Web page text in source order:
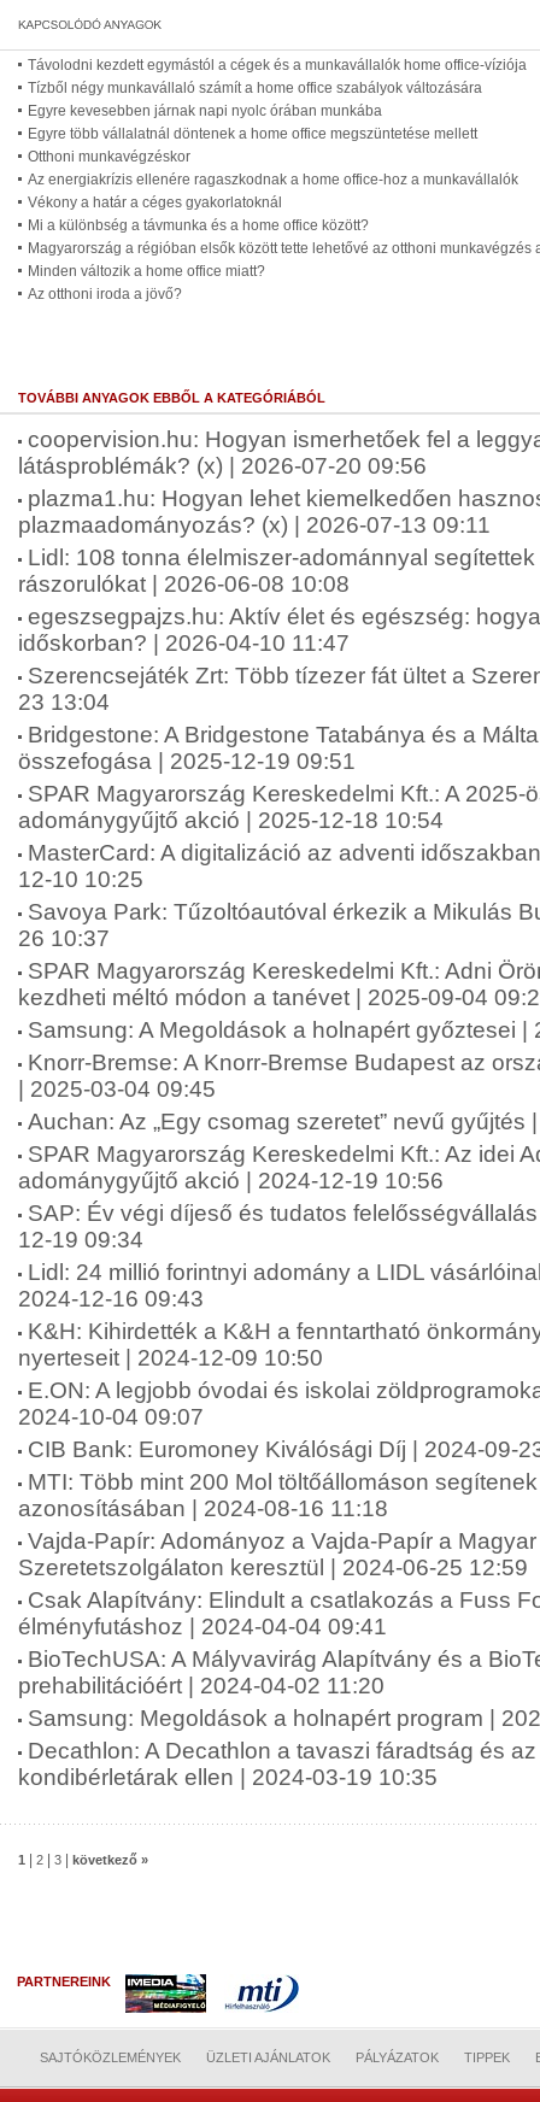
Távolodni kezdett egymástól a cégek és a munkavállalók home office-víziója
Tízből négy munkavállaló számít a home office szabályok változására
Egyre kevesebben járnak napi nyolc órában munkába
Egyre több vállalatnál döntenek a home office megszüntetése mellett
Otthoni munkavégzéskor
Az energiakrízis ellenére ragaszkodnak a home office-hoz a munkavállalók
Vékony a határ a céges gyakorlatoknál
Mi a különbség a távmunka és a home office között?
Magyarország a régióban elsők között tette lehetővé az otthoni munkavégzés
Minden változik a home office miatt?
Az otthoni iroda a jövő?
TOVÁBBI ANYAGOK EBBŐL A KATEGÓRIÁBÓL
coopervision.hu: Hogyan ismerhetőek fel a
látásproblémák? (x) | 2026-07-20 09:56
plazma1.hu: Hogyan lehet kiemelkedően
plazmaadományozás? (x) | 2026-07-13 09:11
Lidl: 108 tonna élelmiszer-adománnyal
rászorulókat | 2026-06-08 10:08
egeszsegpajzs.hu: Aktív élet és egészség:
időskorban? | 2026-04-10 11:47
Szerencsejáték Zrt: Több tízezer fát ültet a
23 13:04
Bridgestone: A Bridgestone Tatabánya és a
összefogása | 2025-12-19 09:51
SPAR Magyarország Kereskedelmi Kft.: A 2025-
adománygyűjtő akció | 2025-12-18 10:54
MasterCard: A digitalizáció az adventi
12-10 10:25
Savoya Park: Tűzoltóautóval érkezik a Mikulás
26 10:37
SPAR Magyarország Kereskedelmi Kft.: Adni
kezdheti méltó módon a tanévet | 2025-09-04
Samsung: A Megoldások a holnapért győztesei |
Knorr-Bremse: A Knorr-Bremse Budapest az
| 2025-03-04 09:45
Auchan: Az „Egy csomag szeretet” nevű gyűjtés
SPAR Magyarország Kereskedelmi Kft.: Az idei
adománygyűjtő akció | 2024-12-19 10:56
SAP: Év végi díjeső és tudatos
12-19 09:34
Lidl: 24 millió forintnyi adomány a LIDL
2024-12-16 09:43
K&H: Kihirdették a K&H a fenntartható
nyerteseit | 2024-12-09 10:50
E.ON: A legjobb óvodai és iskolai
2024-10-04 09:07
CIB Bank: Euromoney Kiválósági Díj | 2024-09-
MTI: Több mint 200 Mol töltőállomáson
azonosításában | 2024-08-16 11:18
Vajda-Papír: Adományoz a Vajda-Papír a
Szeretetszolgálaton keresztül | 2024-06-25 12:59
Csak Alapítvány: Elindult a csatlakozás a Fuss
élményfutáshoz | 2024-04-04 09:41
BioTechUSA: A Mályvavirág Alapítvány és a
prehabilitációért | 2024-04-02 11:20
Samsung: Megoldások a holnapért program |
Decathlon: A Decathlon a tavaszi fáradtság és
kondibérletárak ellen | 2024-03-19 10:35
1 2 3 következő »
PARTNEREINK
SAJTÓKÖZLEMÉNYEK ÜZLETI AJÁNLATOK PÁLYÁZATOK TIPPEK